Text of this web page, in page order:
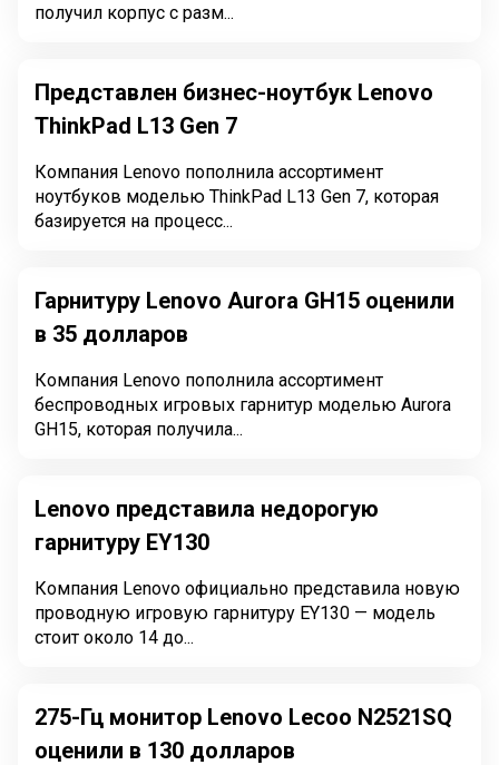
получил корпус с разм...
Представлен бизнес-ноутбук Lenovo
ThinkPad L13 Gen 7
Компания Lenovo пополнила ассортимент
ноутбуков моделью ThinkPad L13 Gen 7, которая
базируется на процесс...
Гарнитуру Lenovo Aurora GH15 оценили
в 35 долларов
Компания Lenovo пополнила ассортимент
беспроводных игровых гарнитур моделью Aurora
GH15, которая получила...
Lenovo представила недорогую
гарнитуру EY130
Компания Lenovo официально представила новую
проводную игровую гарнитуру EY130 — модель
стоит около 14 до...
275-Гц монитор Lenovo Lecoo N2521SQ
оценили в 130 долларов